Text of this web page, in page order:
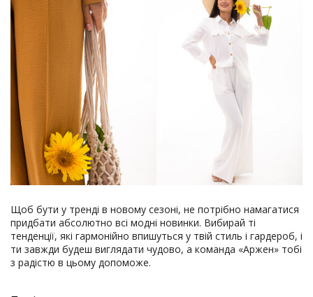
Щоб бути у тренді в новому сезоні, не потрібно намагатися
придбати абсолютно всі модні новинки. Вибирай ті
тенденції, які гармонійно впишуться у твій стиль і гардероб, і
ти завжди будеш виглядати чудово, а команда «Аржен» тобі
з радістю в цьому допоможе.